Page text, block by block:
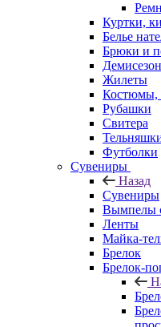
Куртки,
Белье
Брюки и
Жилеты
Костюмы,
Рубашки
Свитера
Футболки
Сувениры
Назад
Сувениры
Вымпелы
Ленты
Майка-
Брелок
Брелок-